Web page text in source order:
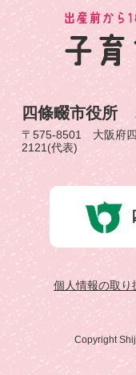
四條畷市役所
〒575-8501 大阪府
2121(代表)
個人情報の取り
Copyright